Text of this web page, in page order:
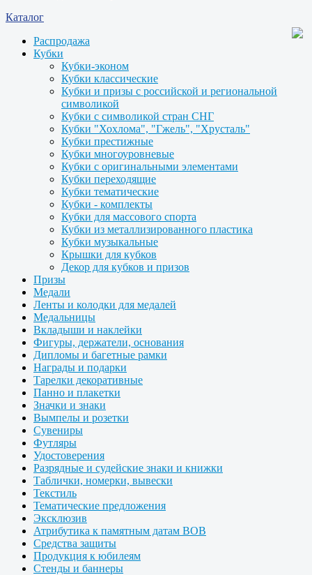
Каталог
Распродажа
Кубки
Кубки-эконом
Кубки классические
Кубки и призы с российской и региональной
символикой
Кубки с символикой стран СНГ
Кубки "Хохлома", "Гжель", "Хрусталь"
Кубки престижные
Кубки многоуровневые
Кубки с оригинальными элементами
Кубки переходящие
Кубки тематические
Кубки - комплекты
Кубки для массового спорта
Кубки из металлизированного пластика
Кубки музыкальные
Крышки для кубков
Декор для кубков и призов
Призы
Медали
Ленты и колодки для медалей
Медальницы
Вкладыши и наклейки
Фигуры, держатели, основания
Дипломы и багетные рамки
Награды и подарки
Тарелки декоративные
Панно и плакетки
Значки и знаки
Вымпелы и розетки
Сувениры
Футляры
Удостоверения
Разрядные и судейские знаки и книжки
Таблички, номерки, вывески
Текстиль
Тематические предложения
Эксклюзив
Атрибутика к памятным датам ВОВ
Средства защиты
Продукция к юбилеям
Стенды и баннеры